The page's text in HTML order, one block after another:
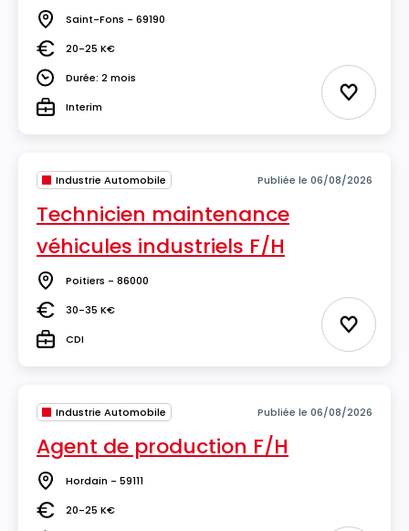
Lieu Saint-Fons - 69190
Salaire20-25 K€
DuréeDurée: 2 mois
TypeInterim Ajouter
Industrie Automobile Publiée le 06/08/2026
Technicien maintenance
véhicules industriels F/H
Lieu Poitiers - 86000
Salaire30-35 K€
TypeCDI Ajouter
Industrie Automobile Publiée le 06/08/2026
Agent de production F/H
Lieu Hordain - 59111
Salaire20-25 K€